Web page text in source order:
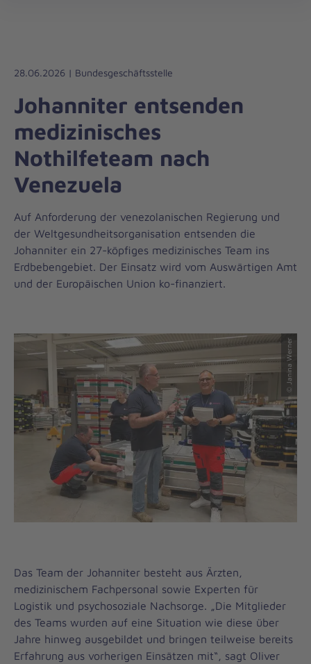
Liebe
Leben
28.06.2026 | Bundesgeschäftsstelle
Johanniter entsenden
medizinisches
Nothilfeteam nach
Venezuela
Auf Anforderung der venezolanischen Regierung und
der Weltgesundheitsorganisation entsenden die
Johanniter ein 27-köpfiges medizinisches Team ins
Erdbebengebiet. Der Einsatz wird vom Auswärtigen Amt
und der Europäischen Union ko-finanziert.
© Janina Werner
Das Team der Johanniter besteht aus Ärzten,
medizinischem Fachpersonal sowie Experten für
Logistik und psychosoziale Nachsorge. „Die Mitglieder
des Teams wurden auf eine Situation wie diese über
Jahre hinweg ausgebildet und bringen teilweise bereits
Erfahrung aus vorherigen Einsätzen mit“, sagt Oliver